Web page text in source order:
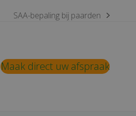
next
SAA-bepaling bij paarden
Maak direct uw afspraak